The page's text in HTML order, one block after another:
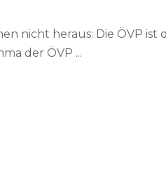
nicht heraus: Die ÖVP
der ÖVP ...